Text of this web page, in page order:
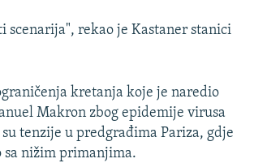
U BIH
JUGOSLAVIJE
scenarija", rekao je Kastaner stanici
kretanja koje je naredio
Makron zbog epidemije virusa
tenzije u predgrađima Pariza, gdje
sa nižim primanjima.